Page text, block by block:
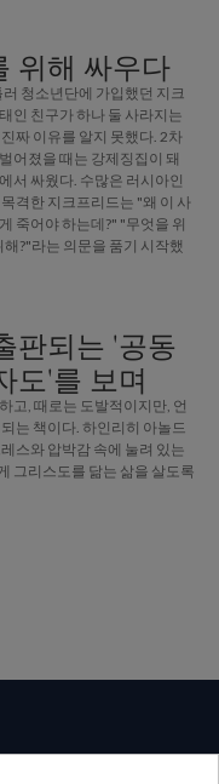
위해 싸우다
러 청소년단에 가입했던 지크
인 친구가 하나 둘 사라지는
짜 이유를 알지 못했다. 2차
어졌을 때는 강제징집이 돼
서 싸웠다. 수많은 러시아인
격한 지크프리드는 "왜 이 사
죽어야 하는데?" "무엇을 위
해?"라는 의문을 품기 시작했
판되는 '공동
도'를 보며
고, 때로는 도발적이지만, 언
는 책이다. 하인리히 아놀드
스와 압박감 속에 눌려 있는
그리스도를 닮는 삶을 살도록